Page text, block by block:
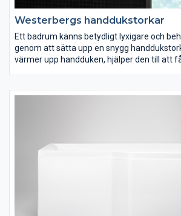
Westerbergs handdukstorkar
Ett badrum känns betydligt lyxigare och
genom att sätta upp en snygg
värmer upp handduken, hjälper den till att